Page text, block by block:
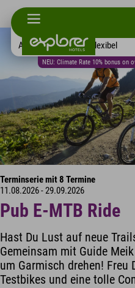
NEU: Climate Rate 10% bonus on
Alle Hotels Flexibel
Terminserie mit 8 Termine
11.08.2026 - 29.09.2026
Pub E-MTB Ride
Hast Du Lust auf neue
Gemeinsam mit Guide
um Garmisch drehen! Freu
Testbikes und eine tolle